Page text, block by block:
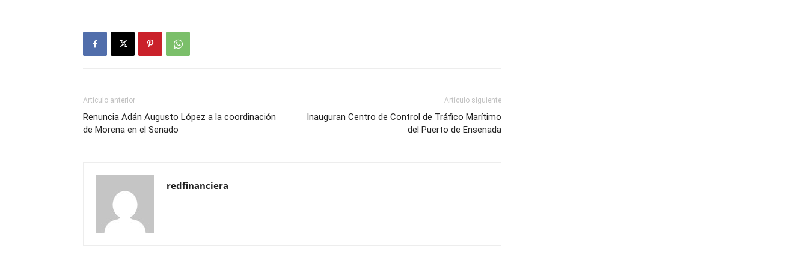
Artículo anterior
Renuncia Adán Augusto López a la coordinación
de Morena en el Senado
Artículo siguiente
Inauguran Centro de Control de Tráfico Marítimo
del Puerto de Ensenada
redfinanciera